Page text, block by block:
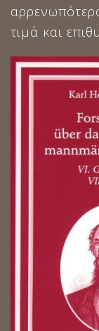
τιμά και